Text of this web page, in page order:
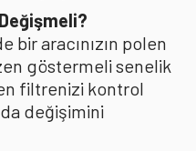
bir aracınızın polen
göstermeli senelik
filtrenizi kontrol
değişimini